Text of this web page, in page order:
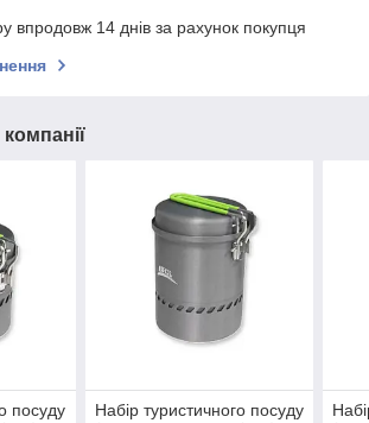
впродовж 14 днів за рахунок покупця
посуду
Набір туристичного посуду